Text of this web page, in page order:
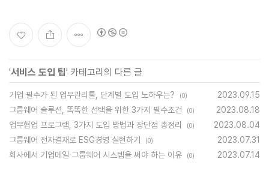
'서비스 도입 팁' 카테고리의 다른 글
기업 필수가 된 업무관리툴, 단계별 도입 노하우는? (0)
2023.09.15
그룹웨어 솔루션, 똑똑한 선택을 위한 3가지 필수조건
(0)
2023.08.18
업무협업 프로그램, 3가지 도입 방법과 장단점 총정리
(0)
2023.08.04
그룹웨어 전자결재로 ESG경영 실현하기
(0)
2023.07.31
회사에서 기업메일 그룹웨어 시스템을 써야 하는 이유
(0) 2023.07.14